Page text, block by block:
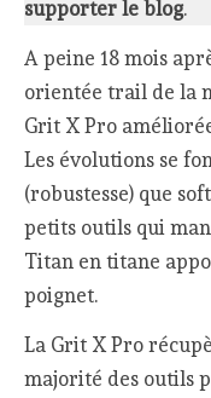
supporter le blog.
A peine 18 mois
orientée trail de la
Grit X Pro
Les évolutions se
(robustesse) que
petits outils qui
Titan en titane
poignet.
La Grit X Pro
majorité des outils